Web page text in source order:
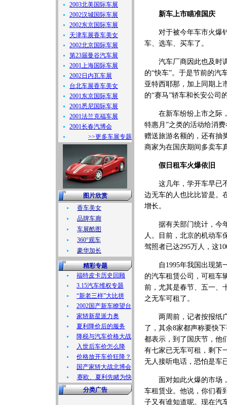
2003北美国际车展
2002汉城国际车展
2002东京国际车展
天津车展香车美女
2002北京国际车展
第23届曼谷汽车展
2001上海国际车展
2002日内瓦车展
台北车展香车美女
2001东京国际车展
2001悉尼国际车展
2001法兰克福车展
2001长春汽博会
>>更多车展专题
图片欣赏
香车美女
品牌车廊
车展酷图
360°观车
豪华加长
精彩专题
福特皮卡历史回顾
3.15汽车维权专题
“新老三样”大比拼
2002国产新车瞭望台
家轿新星派力奥
夏利降价后的服务
降税与汽车价格大战
入世后车价怎么降
价格放开车价狂降？
国产家轿大战北博会
赛欧、夏利先睹为快
分类广告
新车上市瞄准国庆
对于被今年车市火爆钓
车、选车、买车了。
汽车厂商因此也及时调
的“快车”。于是节前的汽
亚特西耶那，加上同期上
的“赛马”轿车和长安公司
在新车纷纷上市之际，
特惠月”之类的活动给消
赠送旅游名额的，还有抽
商家为在国庆期间多卖车
假日租车火爆依旧
这几年，学开车早已不
边无车的人也比比皆是。
增长。
据有关部门统计，今年
人。目前，北京的机动车
驾照者已达295万人，这
自1995年我国出现第一
的汽车租赁公司，可租车
前，尤其是春节、五一、
之无车可租了。
两周前，记者按报纸广
了，其余8家都声称要快
都表示，到了国庆节，他
有七家已无车可租，剩下
无人接听电话，恐怕是车
面对如此火爆的市场，
车租赁业。他说，你们看
子又有谁知道呢。现在汽